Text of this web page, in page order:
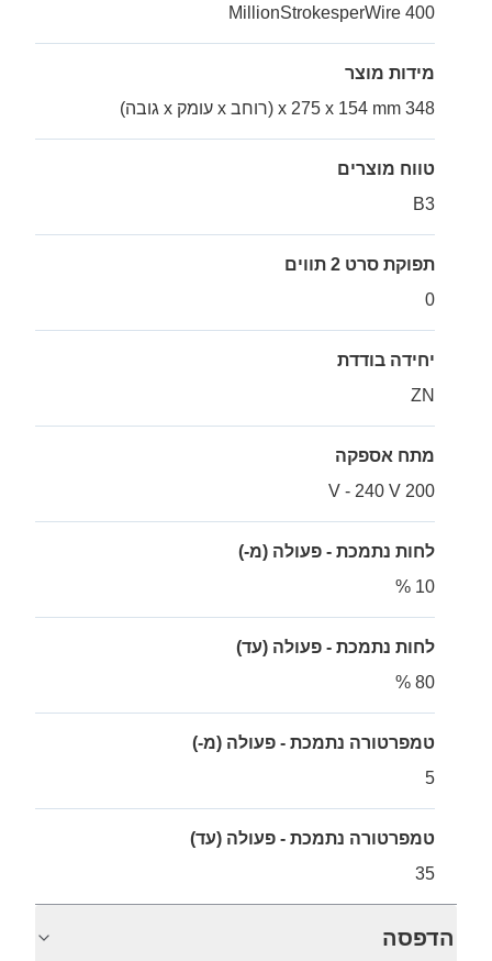
400 MillionStrokesperWire
מידות מוצר
348 x 275 x 154 mm (רוחב x עומק x גובה)
טווח מוצרים
B3
תפוקת סרט 2 תווים
0
יחידה בודדת
ZN
מתח אספקה
200 V - 240 V
לחות נתמכת - פעולה (מ-)
10 %
לחות נתמכת - פעולה (עד)
80 %
טמפרטורה נתמכת - פעולה (מ-)
5
טמפרטורה נתמכת - פעולה (עד)
35
הדפסה